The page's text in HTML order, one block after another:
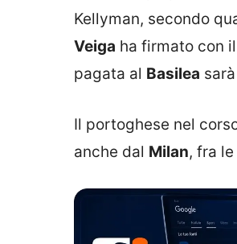
Kellyman, secondo
Veiga ha firmato con
pagata al Basilea
Il portoghese nel
anche dal Milan, fra